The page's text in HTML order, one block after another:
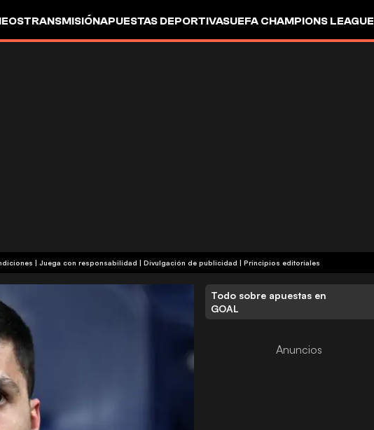
TRANSMISIÓNAPUESTAS DEPORTIVASUEFA CHAMPIONS LEAGUE
y Condiciones | Juega con responsabilidad | Divulgación de publicidad | Principios editoriales
Todo sobre apuestas en
GOAL